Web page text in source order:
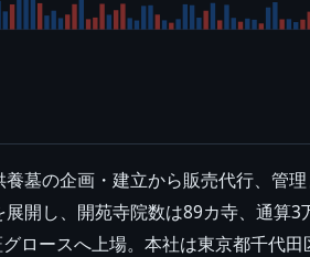
墓の企画・建立から販売代行、管
開し、開苑寺院数は89カ寺、通算
ロースへ上場。本社は東京都千代田